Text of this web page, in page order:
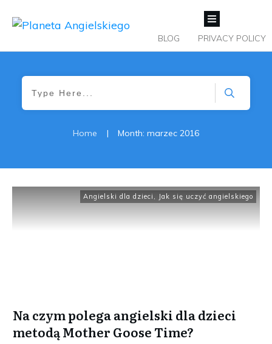
BLOG PRIVACY POLICY
Home | Month: marzec 2016
Angielski dla dzieci Jak się uczyć angielskiego
Na czym polega angielski dla dzieci
metodą Mother Goose Time?